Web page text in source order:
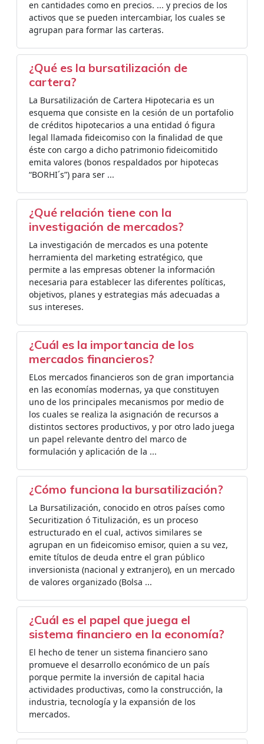
en cantidades como en precios. ... y precios de los
activos que se pueden intercambiar, los cuales se
agrupan para formar las carteras.
¿Qué es la bursatilización de
cartera?
La Bursatilización de Cartera Hipotecaria es un
esquema que consiste en la cesión de un portafolio
de créditos hipotecarios a una entidad ó figura
legal llamada fideicomiso con la finalidad de que
éste con cargo a dicho patrimonio fideicomitido
emita valores (bonos respaldados por hipotecas
“BORHI´s”) para ser ...
¿Qué relación tiene con la
investigación de mercados?
La investigación de mercados es una potente
herramienta del marketing estratégico, que
permite a las empresas obtener la información
necesaria para establecer las diferentes políticas,
objetivos, planes y estrategias más adecuadas a
sus intereses.
¿Cuál es la importancia de los
mercados financieros?
ELos mercados financieros son de gran importancia
en las economías modernas, ya que constituyen
uno de los principales mecanismos por medio de
los cuales se realiza la asignación de recursos a
distintos sectores productivos, y por otro lado juega
un papel relevante dentro del marco de
formulación y aplicación de la ...
¿Cómo funciona la bursatilización?
La Bursatilización, conocido en otros países como
Securitization ó Titulización, es un proceso
estructurado en el cual, activos similares se
agrupan en un fideicomiso emisor, quien a su vez,
emite títulos de deuda entre el gran público
inversionista (nacional y extranjero), en un mercado
de valores organizado (Bolsa ...
¿Cuál es el papel que juega el
sistema financiero en la economía?
El hecho de tener un sistema financiero sano
promueve el desarrollo económico de un país
porque permite la inversión de capital hacia
actividades productivas, como la construcción, la
industria, tecnología y la expansión de los
mercados.